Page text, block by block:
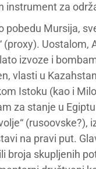
instrument za
pobedu Mursija,
(proxy).
izvoze i
vlasti u
Istoku (kao i
za stanje u
na pravi put.
broja skupljenih